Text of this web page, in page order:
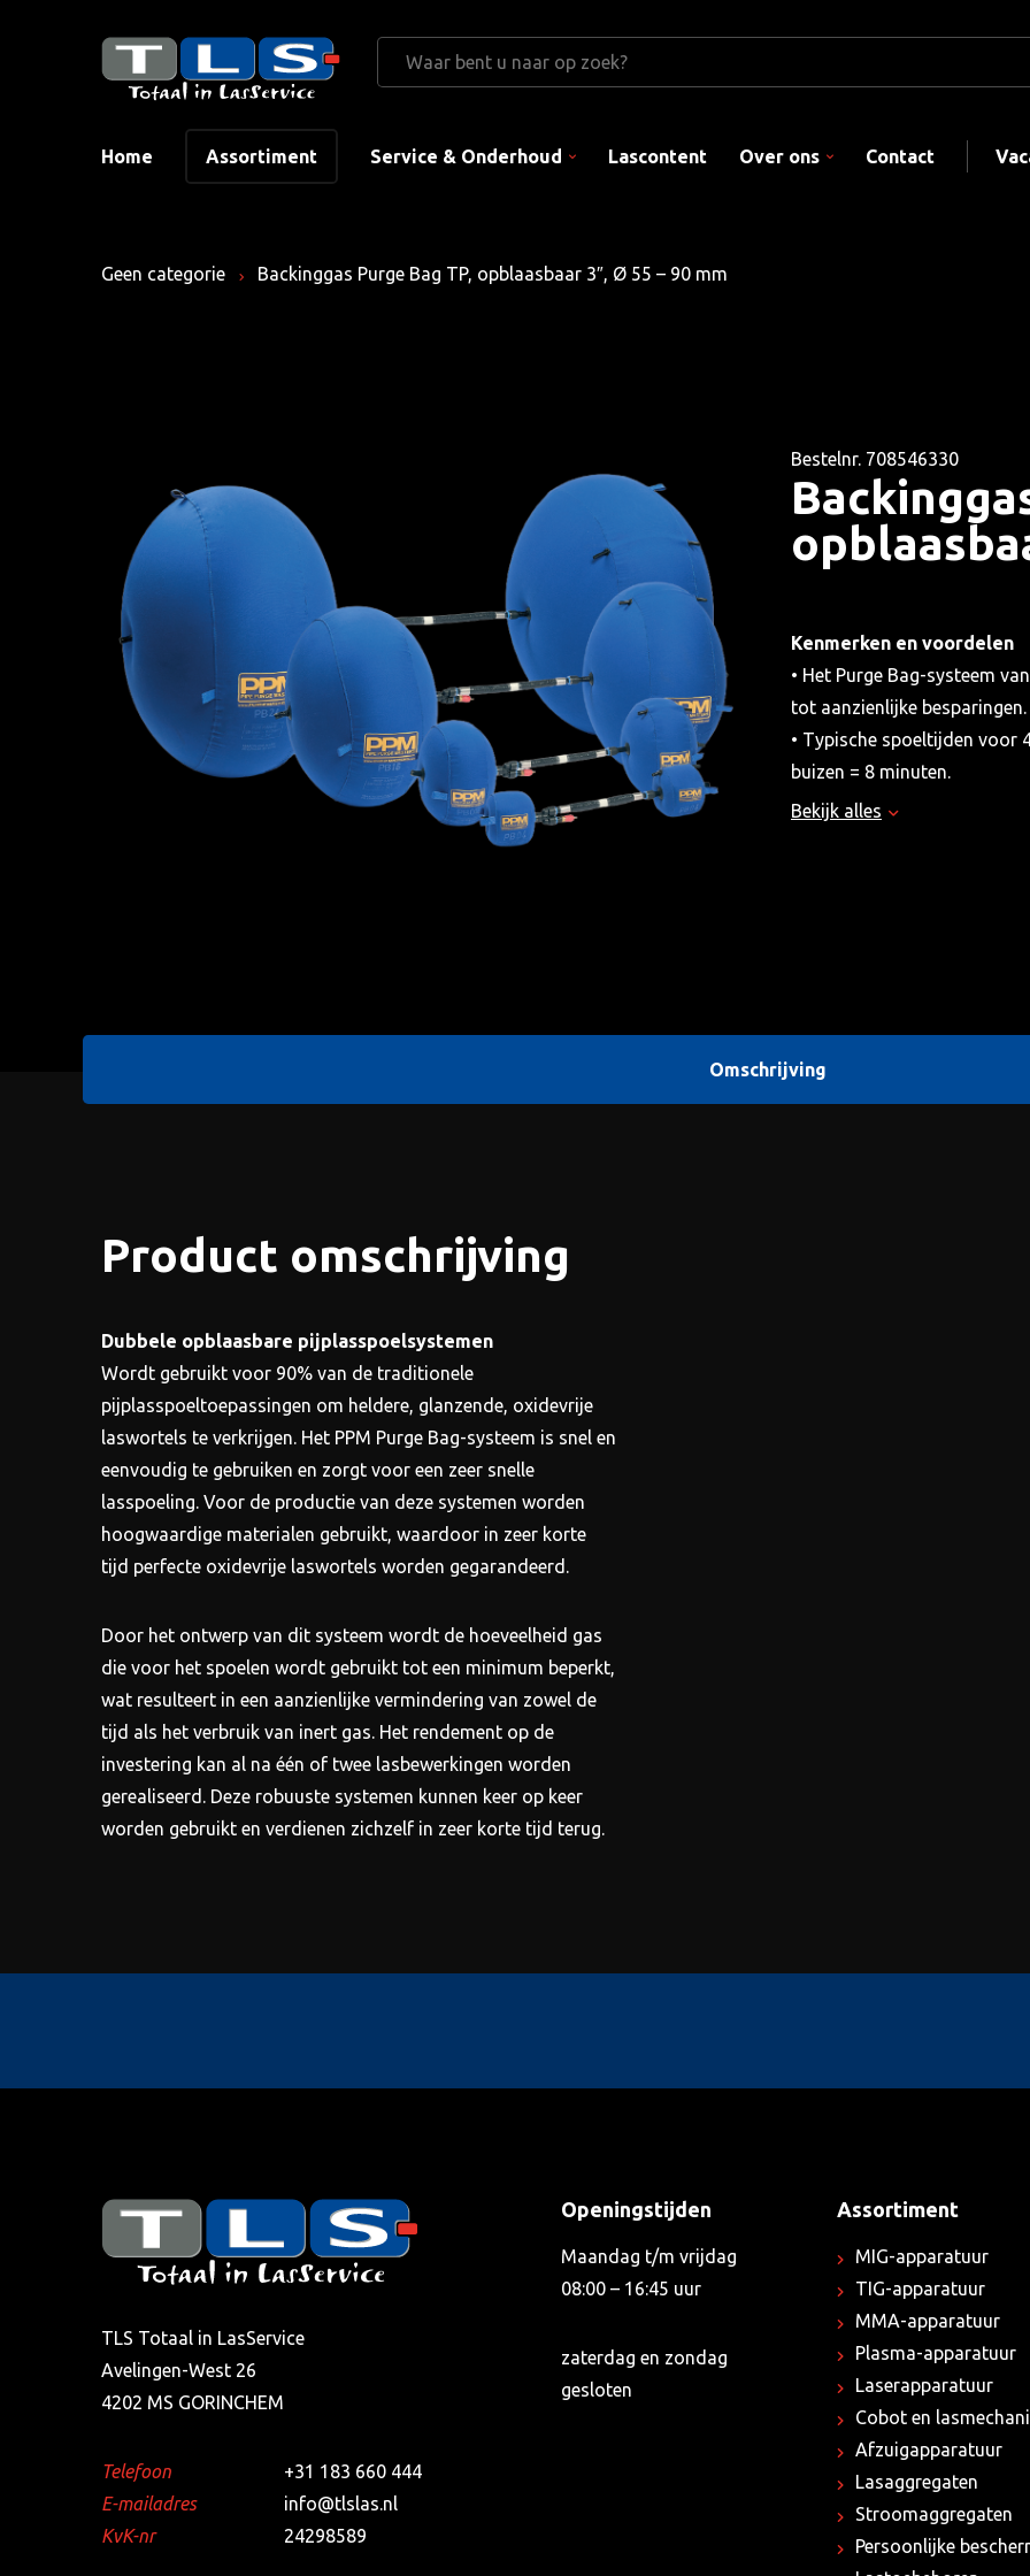
Home Assortiment Service & Onderhoud Lascontent Over ons Contact
Geen categorie Backinggas Purge Bag TP, opblaasbaar 3″, Ø 55 – 90 mm
Bestelnr. 708546330
Kenmerken en voordelen
• Het Purge Bag-systeem
tot aanzienlijke besparingen.
• Typische spoeltijden voor
buizen = 8 minuten.
• Klaar voor gebruik,
dan 2% van een
Bekijk alles
Omschrijving
Product omschrijving
Dubbele opblaasbare pijplasspoelsystemen
Wordt gebruikt voor 90% van de traditionele
pijplasspoeltoepassingen om heldere, glanzende, oxidevrije
laswortels te verkrijgen. Het PPM Purge Bag-systeem is snel en
eenvoudig te gebruiken en zorgt voor een zeer snelle
lasspoeling. Voor de productie van deze systemen worden
hoogwaardige materialen gebruikt, waardoor in zeer korte
tijd perfecte oxidevrije laswortels worden gegarandeerd.
Door het ontwerp van dit systeem wordt de hoeveelheid gas
die voor het spoelen wordt gebruikt tot een minimum beperkt,
wat resulteert in een aanzienlijke vermindering van zowel de
tijd als het verbruik van inert gas. Het rendement op de
investering kan al na één of twee lasbewerkingen worden
gerealiseerd. Deze robuuste systemen kunnen keer op keer
worden gebruikt en verdienen zichzelf in zeer korte tijd terug.
TLS Totaal in LasService
Avelingen-West 26
4202 MS GORINCHEM
Telefoon
+31 183 660 444
E-mailadres
info@tlslas.nl
KvK-nr
24298589
Openingstijden
Maandag t/m vrijdag
08:00 – 16:45 uur
zaterdag en zondag
gesloten
Assortiment
MIG-apparatuur
TIG-apparatuur
MMA-apparatuur
Plasma-apparatuur
Laserapparatuur
Cobot en
Afzuigapparatuur
Lasaggregaten
Stroomaggregaten
Persoonlijke